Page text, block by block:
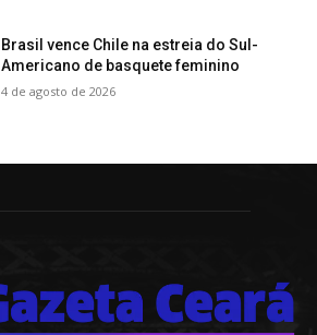
Brasil vence Chile na estreia do Sul-
Americano de basquete feminino
4 de agosto de 2026